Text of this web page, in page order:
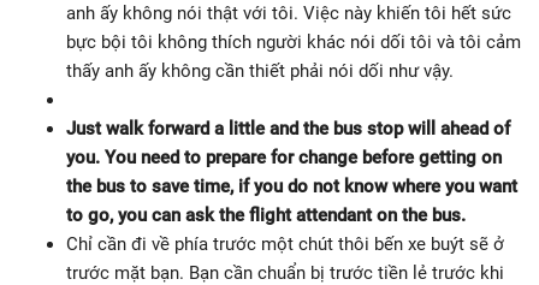
anh ấy không nói thật với tôi. Việc này khiến tôi hết sức
bực bội tôi không thích người khác nói dối tôi và tôi cảm
thấy anh ấy không cần thiết phải nói dối như vậy.
Just walk forward a little and the bus stop will ahead of
you. You need to prepare for change before getting on
the bus to save time, if you do not know where you want
to go, you can ask the flight attendant on the bus.
Chỉ cần đi về phía trước một chút thôi bến xe buýt sẽ ở
trước mặt bạn. Bạn cần chuẩn bị trước tiền lẻ trước khi